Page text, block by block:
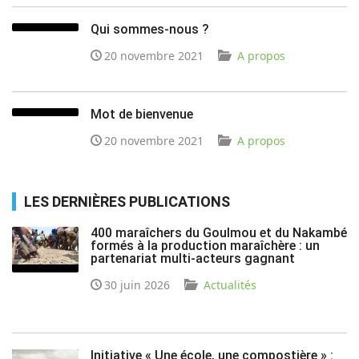
Qui sommes-nous ?
20 novembre 2021
A propos
Mot de bienvenue
20 novembre 2021
A propos
LES DERNIÈRES PUBLICATIONS
400 maraîchers du Goulmou et du Nakambé
formés à la production maraîchère : un
partenariat multi-acteurs gagnant
30 juin 2026
Actualités
Initiative « Une école, une compostière » :